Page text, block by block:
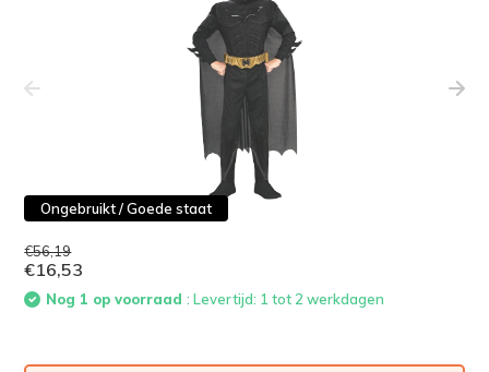
Ongebruikt / Goede staat
€56,19
€16,53
Nog 1 op voorraad: Levertijd: 1 tot 2 werkdagen